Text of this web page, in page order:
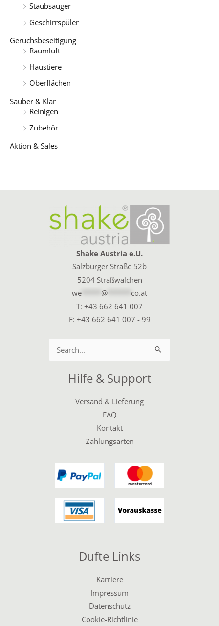
Staubsauger
Geschirrspüler
Geruchsbeseitigung
Raumluft
Haustiere
Oberflächen
Sauber & Klar
Reinigen
Zubehör
Aktion & Sales
Shake Austria e.U.
Salzburger Straße 52b
5204 Straßwalchen
we
@
co.at
T: +43 662 641 007
F: +43 662 641 007 - 99
Suchen
nach:
Hilfe & Support
Versand & Lieferung
FAQ
Kontakt
Zahlungsarten
Dufte Links
Karriere
Impressum
Datenschutz
Cookie-Richtlinie